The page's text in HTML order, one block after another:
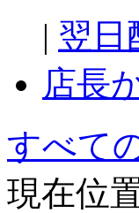
| 翌日
店長
すべて
現在位